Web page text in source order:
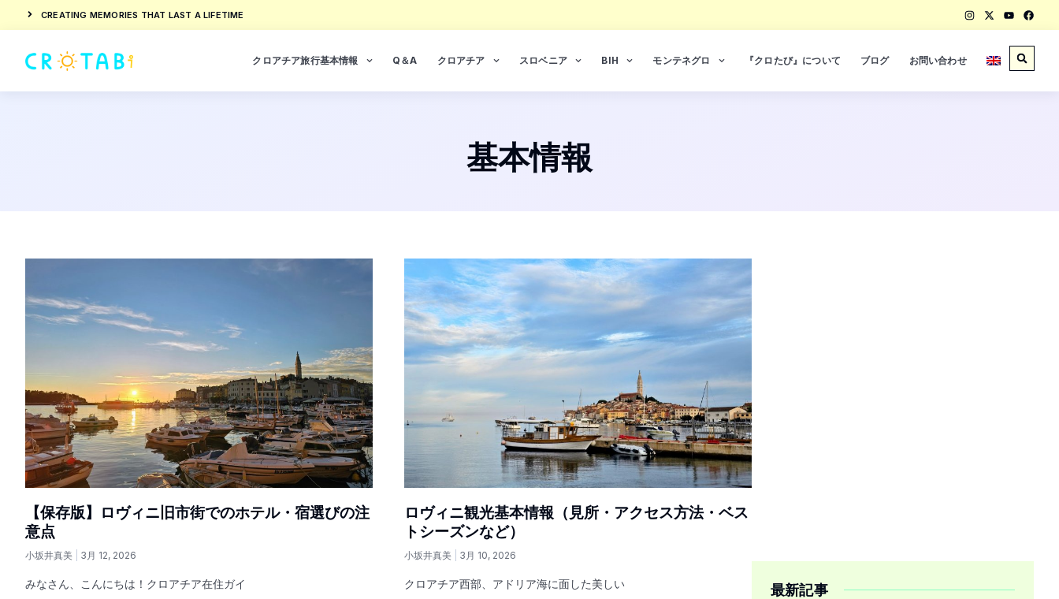
CREATING MEMORIES THAT LAST A LIFETIME
クロアチア旅行基本情報 Q＆A クロアチア スロベニア BIH モンテネグロ 『クロたび』について ブログ お問い合わせ
基本情報
【保存版】ロヴィニ旧市街でのホテル・宿選びの注
意点
小坂井真美 3月 12, 2026
みなさん、こんにちは！クロアチア在住ガイ
ロヴィニ観光基本情報（見所・アクセス方法・ベス
トシーズンなど）
小坂井真美 3月 10, 2026
クロアチア西部、アドリア海に面した美しい 最新記事